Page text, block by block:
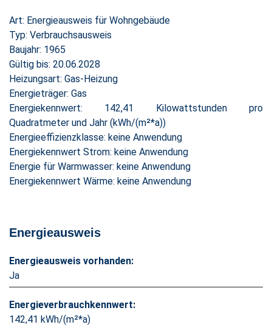
Art: Energieausweis für Wohngebäude
Typ: Verbrauchsausweis
Baujahr: 1965
Gültig bis: 20.06.2028
Heizungsart: Gas-Heizung
Energieträger: Gas
Energiekennwert: 142,41 Kilowattstunden pro
Quadratmeter und Jahr (kWh/(m²*a))
Energieeffizienzklasse: keine Anwendung
Energiekennwert Strom: keine Anwendung
Energie für Warmwasser: keine Anwendung
Energiekennwert Wärme: keine Anwendung
Energieausweis
Energieausweis vorhanden:
Ja
Energieverbrauchkennwert:
142,41 kWh/(m²*a)